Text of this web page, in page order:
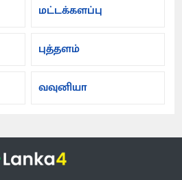
மட்டக்களப்பு
புத்தளம்
வவுனியா